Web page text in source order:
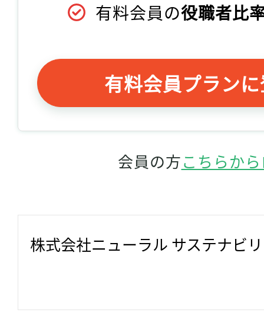
有料会員の役職者比
有料会員プラン
会員の方こちらか
株式会社ニューラル サステナビ